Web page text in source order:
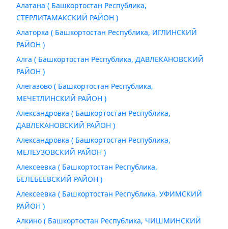
Алатана ( Башкортостан Республика,
СТЕРЛИТАМАКСКИЙ РАЙОН )
Алаторка ( Башкортостан Республика, ИГЛИНСКИЙ
РАЙОН )
Алга ( Башкортостан Республика, ДАВЛЕКАНОВСКИЙ
РАЙОН )
Алегазово ( Башкортостан Республика,
МЕЧЕТЛИНСКИЙ РАЙОН )
Александровка ( Башкортостан Республика,
ДАВЛЕКАНОВСКИЙ РАЙОН )
Александровка ( Башкортостан Республика,
МЕЛЕУЗОВСКИЙ РАЙОН )
Алексеевка ( Башкортостан Республика,
БЕЛЕБЕЕВСКИЙ РАЙОН )
Алексеевка ( Башкортостан Республика, УФИМСКИЙ
РАЙОН )
Алкино ( Башкортостан Республика, ЧИШМИНСКИЙ